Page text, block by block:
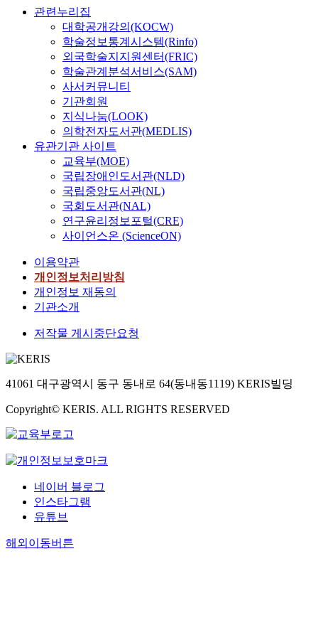
관련누리집
대학공개강의(KOCW)
학술정보통계시스템(Rinfo)
외국학술지지원센터(FRIC)
학술관계분석서비스(SAM)
사서커뮤니티
기관회원
지식나눔(LOOK)
의학전자도서관(MEDLIS)
유관기관 사이트
교육부(MOE)
국립장애인도서관(NLD)
국립중앙도서관(NL)
국회도서관(NAL)
연구윤리정보포털(CRE)
사이언스온 (ScienceON)
이용약관
개인정보처리방침
개인정보 재동의
기관소개
저작물 게시중단요청
41061 대구광역시 동구 동내로 64(동내동1119) KERIS빌딩
Copyright© KERIS. ALL RIGHTS RESERVED
네이버 블로그
인스타그램
유튜브
해외이동버튼